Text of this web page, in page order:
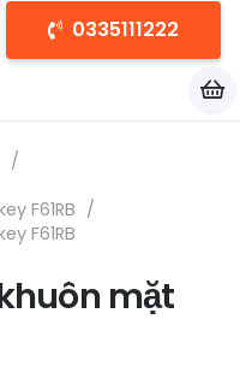
0335111222
/
F61RB /
F61RB
mặt